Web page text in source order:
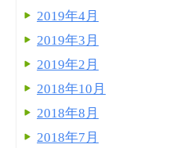
2019年4月
2019年3月
2019年2月
2018年10月
2018年8月
2018年7月